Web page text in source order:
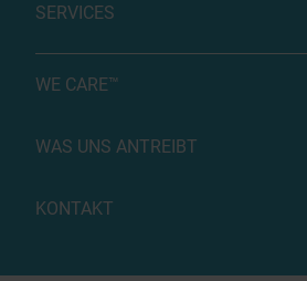
SERVICES
WE CARE™
WAS UNS ANTREIBT
KONTAKT